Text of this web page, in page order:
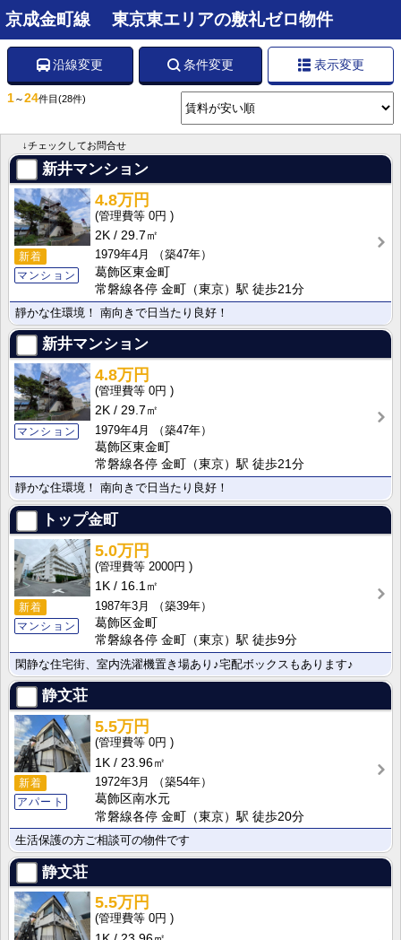
京成金町線 東京東エリアの敷礼ゼロ物件
沿線変更 条件変更 表示変更
1～24件目 (28件)
↓チェックしてお問合せ
新井マンション
新着
マンション
4.8万円
0円
2K
29.7㎡
1979年4月
（築47年）
葛飾区東金町
常磐線各停 金町（東京）駅 徒歩21分
靜かな住環境！ 南向きで日当たり良好！
新井マンション
マンション
4.8万円
0円
2K
29.7㎡
1979年4月
（築47年）
葛飾区東金町
常磐線各停 金町（東京）駅 徒歩21分
靜かな住環境！ 南向きで日当たり良好！
トップ金町
新着
マンション
5.0万円
2000円
1K
16.1㎡
1987年3月
（築39年）
葛飾区金町
常磐線各停 金町（東京）駅 徒歩9分
閑静な住宅街、室内洗濯機置き場あり♪宅配ボックスもあります♪
静文荘
新着
アパート
5.5万円
0円
1K
23.96㎡
1972年3月
（築54年）
葛飾区南水元
常磐線各停 金町（東京）駅 徒歩20分
生活保護の方ご相談可の物件です
静文荘
5.5万円
0円